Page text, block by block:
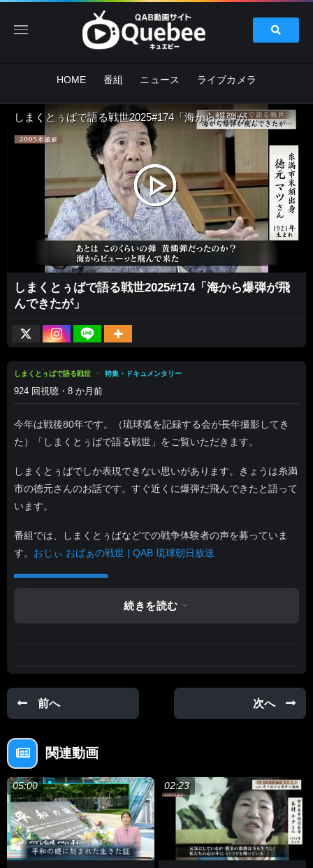
HOME 番組 ニュース ライブカメラ
しまくとぅばで語る戦世2025#174「海から爆弾が飛んできたが」
しまくとぅばで語る戦世2025#174「海から爆弾が飛
んできたが」
しまくとぅばで語る戦世 特集・ドキュメンタリー
924 回視聴・8 か月前
今年は戦後80年です。（琉球弧を記録する会が長年撮影してき
た）「しまくとぅばで語る戦世」をご覧いただきます。
しまくとぅばでしか表現できない思いがあります。きょうは糸満
市の徳元さんのお話です。すぐ近くに爆弾だ飛んできたと語って
います。
番組では、しまくとぅばなどでの戦争体験者の声を募っていま
す。 おじぃ おばぁの戦世 | QAB 琉球朝日放送
続きを読む
前へ 次へ
関連動画
05:00 02:23